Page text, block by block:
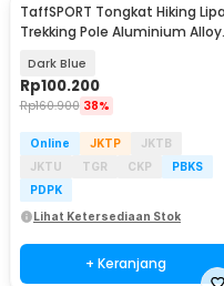
TaffSPORT Tongkat Hiking
Trekking Pole Aluminium Alloy
Dark Blue
Rp100.200
Rp160.900 38%
Online JKTP
JKTB
JKTU
TGR CKP
PBKS
PDPK
Lihat Ketersediaan Stok
+ Keranjang